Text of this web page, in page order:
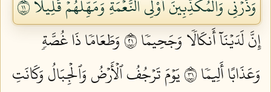
وَذَرۡنِي وَٱلۡمُكَذِّبِينَ أُوْلِي ٱلنَّعۡمَةِ وَمَهِّلۡهُمۡ قَلِيلًا ١١
إِنَّ لَدَيۡنَآ أَنكَالٗا وَجَحِيمٗا ١٢
وَطَعَامٗا ذَا غُصَّةٖ
وَعَذَابًا أَلِيمٗا ١٣
يَوۡمَ تَرۡجُفُ ٱلۡأَرۡضُ وَٱلۡجِبَالُ وَكَانَتِ